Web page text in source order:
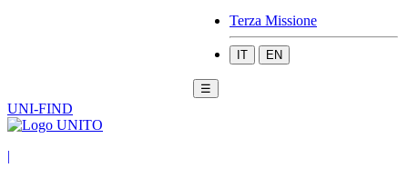
Terza Missione
IT EN
☰
UNI-FIND
|